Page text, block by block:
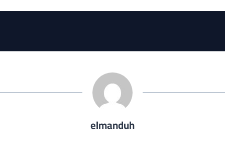
elmanduh